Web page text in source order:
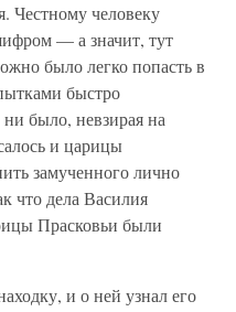
Честному человеку
— а значит, тут
было легко попасть в
быстро
было, невзирая на
и царицы
замученного лично
что дела Василия
Прасковьи были
и о ней узнал его